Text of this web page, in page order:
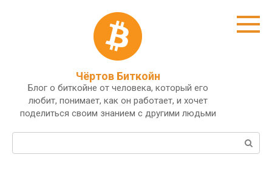
Чёртов Биткойн
Блог о биткойне от человека, который его
любит, понимает, как он работает, и хочет
поделиться своим знанием с другими людьми
Поиск: